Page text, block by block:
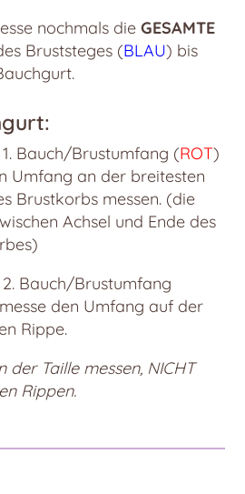
nochmals die GESAMTE
Bruststeges (BLAU) bis
Bauch/Brustumfang (ROT)
Umfang an der breitesten
Brustkorbs messen. (die
Achsel und Ende des
Bauch/Brustumfang
den Umfang auf der
Rippe.
der Taille messen, NICHT
Rippen.